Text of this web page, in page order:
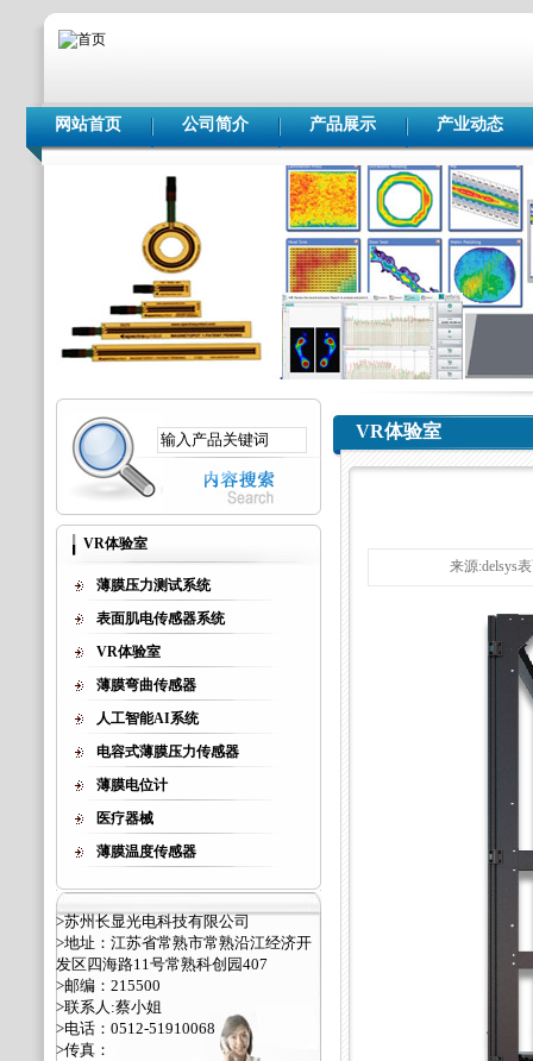
网站首页 公司简介 产品展示 产业动态
VR体验室
薄膜压力测试系统
表面肌电传感器系统
VR体验室
薄膜弯曲传感器
人工智能AI系统
电容式薄膜压力传感器
薄膜电位计
医疗器械
薄膜温度传感器
>苏州长显光电科技有限公司
>地址：江苏省常熟市常熟沿江经济开
发区四海路11号常熟科创园407
>邮编：215500
>联系人:蔡小姐
>电话：0512-51910068
>传真：
VR体验室
来源:delsys